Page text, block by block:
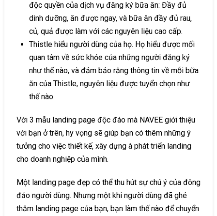
độc quyền của dịch vụ đăng ký bữa ăn: Đầy đủ
dinh dưỡng, ăn được ngay, và bữa ăn đầy đủ rau,
củ, quả được làm với các nguyên liệu cao cấp.
Thistle hiểu người dùng của họ. Họ hiểu được mối
quan tâm về sức khỏe của những người đăng ký
như thế nào, và đảm bảo rằng thông tin về mỗi bữa
ăn của Thistle, nguyên liệu được tuyển chọn như
thế nào.
Với 3 mẫu landing page độc đáo mà NAVEE giới thiệu
với bạn ở trên, hy vọng sẽ giúp bạn có thêm những ý
tưởng cho việc thiết kế, xây dựng à phát triển landing
cho doanh nghiệp của mình.
Một landing page đẹp có thể thu hút sự chú ý của đông
đảo người dùng. Nhưng một khi người dùng đã ghé
thăm landing page của bạn, bạn làm thế nào để chuyển